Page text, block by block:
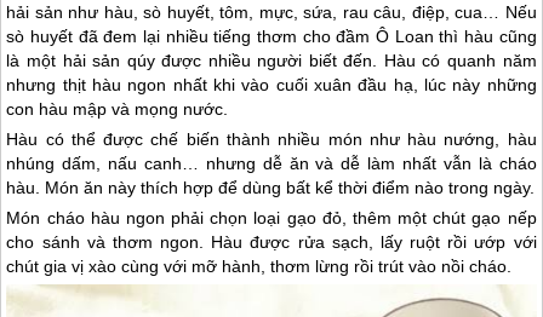
hải sản như hàu, sò huyết, tôm, mực, sứa, rau câu, điệp, cua… Nếu
sò huyết đã đem lại nhiều tiếng thơm cho đầm Ô Loan thì hàu cũng
là một hải sản qúy được nhiều người biết đến. Hàu có quanh năm
nhưng thịt hàu ngon nhất khi vào cuối xuân đầu hạ, lúc này những
con hàu mập và mọng nước.
Hàu có thể được chế biến thành nhiều món như hàu nướng, hàu
nhúng dấm, nấu canh… nhưng dễ ăn và dễ làm nhất vẫn là cháo
hàu. Món ăn này thích hợp để dùng bất kể thời điểm nào trong ngày.
Món cháo hàu ngon phải chọn loại gạo đỏ, thêm một chút gạo nếp
cho sánh và thơm ngon. Hàu được rửa sạch, lấy ruột rồi ướp với
chút gia vị xào cùng với mỡ hành, thơm lừng rồi trút vào nồi cháo.